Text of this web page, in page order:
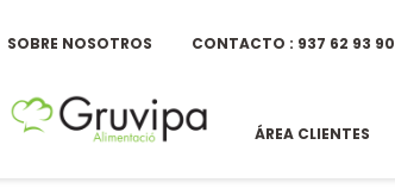
SOBRE NOSOTROS CONTACTO : 937 62 93 90
ÁREA CLIENTES